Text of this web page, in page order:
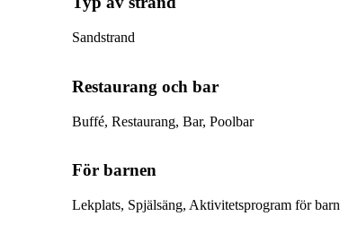
Sandstrand
Restaurang och bar
Buffé, Restaurang, Bar, Poolbar
För barnen
Lekplats, Spjälsäng, Aktivitetsprogram för barn